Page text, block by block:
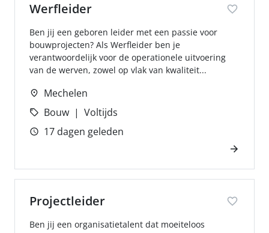
Werfleider
Ben jij een geboren leider met een passie voor
bouwprojecten? Als Werfleider ben je
verantwoordelijk voor de operationele uitvoering
van de werven, zowel op vlak van kwaliteit...
Mechelen
Bouw
Voltijds
17 dagen geleden
Projectleider
Ben jij een organisatietalent dat moeiteloos